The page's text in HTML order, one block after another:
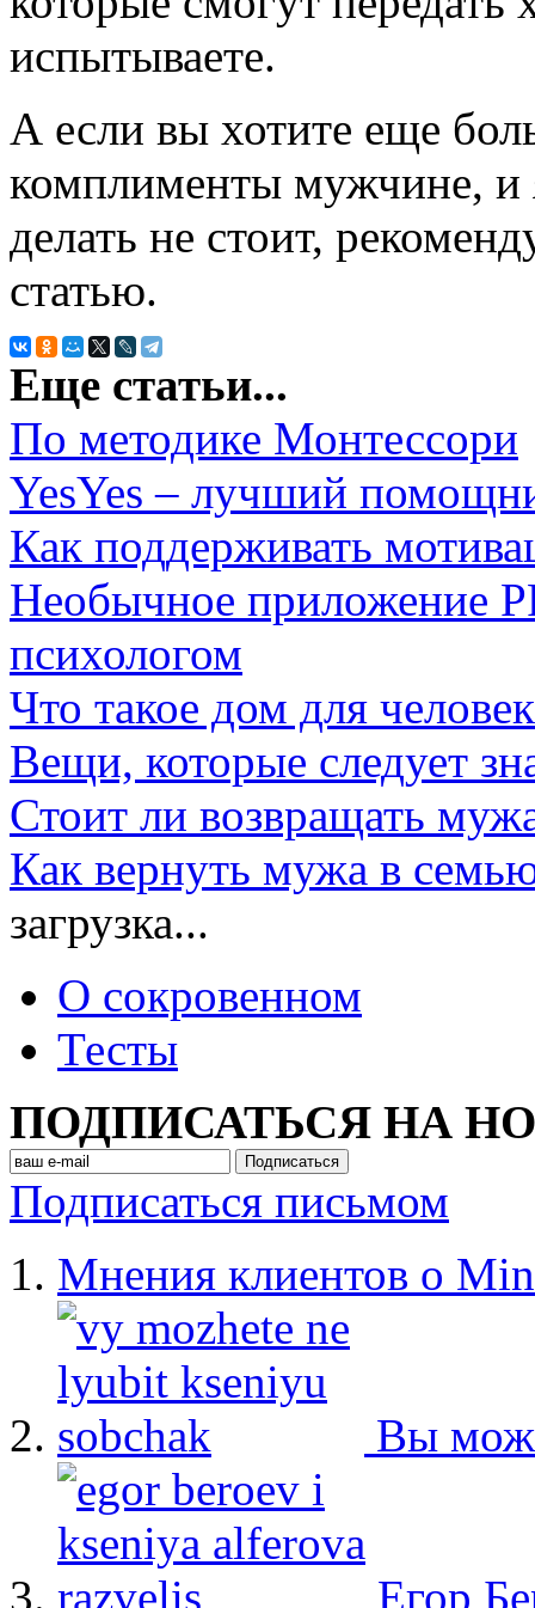
испытываете.
А если вы хотите еще
комплименты мужчине, и
делать не стоит,
статью.
Еще статьи...
По методике Монтессори
YesYes – лучший
Как поддерживать
Необычное приложение
психологом
Что такое дом для
Вещи, которые следует
Стоит ли возвращать
Как вернуть мужа в
загрузка...
О сокровенном
Тесты
ПОДПИСАТЬСЯ НА
Подписаться письмом
Мнения клиентов о
Вы
Егор